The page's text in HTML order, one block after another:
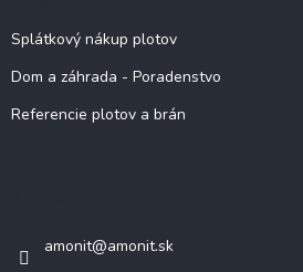
Splátkový nákup plotov
Dom a záhrada - Poradenstvo
Referencie plotov a brán
amonit@amonit.sk